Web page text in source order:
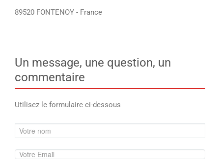
89520 FONTENOY - France
Un message, une question, un
commentaire
Utilisez le formulaire ci-dessous